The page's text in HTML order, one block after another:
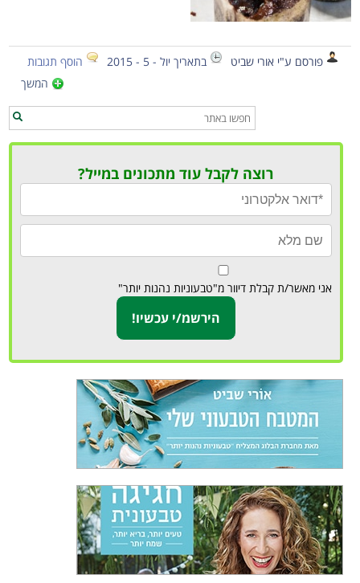
פורסם ע"י אורי שביט בתאריך יול - 5 - 2015
הוסף תגובות
המשך
רוצה לקבל עוד מתכונים במייל?
אני מאשר/ת קבלת דיוור מ"טבעוניות נהנות יותר"